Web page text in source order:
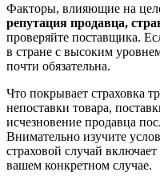
Факторы, влияющие на
репутация продавца,
проверяйте поставщика.
в стране с высоким
почти обязательна.
Что покрывает страховка
непоставки товара,
исчезновение продавца
Внимательно изучите
страховой случай
вашем конкретном случае.